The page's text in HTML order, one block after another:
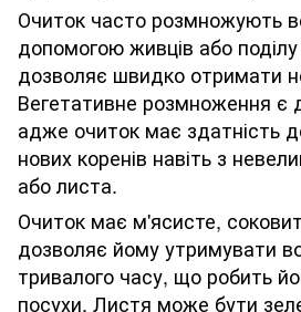
Очиток часто розмножують
допомогою живців або
дозволяє швидко отримати
Вегетативне розмноження
адже очиток має здатність
нових коренів навіть з
або листа.
Очиток має м'ясисте,
дозволяє йому утримувати
тривалого часу, що робить
посухи. Листя може бути